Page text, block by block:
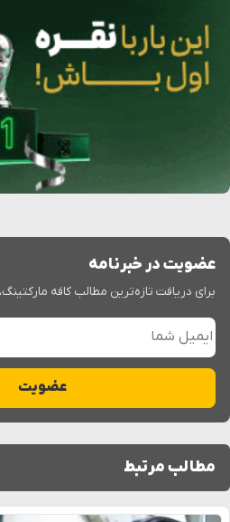
عضویت در خبرنامه
برای دریافت تازه‌ترین مطالب کافه
ایمیل شما
عضویت
مطالب مرتبط